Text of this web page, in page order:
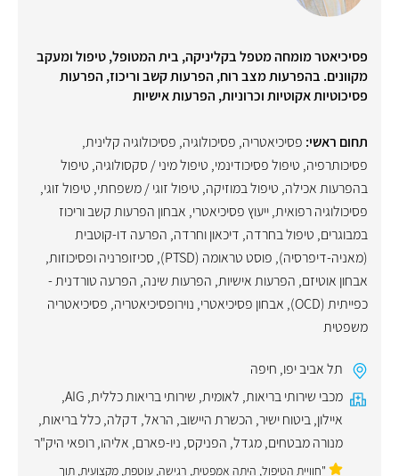
פסיכיאטר מומחה מטפל בקליניקה, בית המטופל, טיפול ומעקב
מקוונים. בהפרעות מצב רוח, הפרעות קשב וריכוז, הפרעות
פסיכוטיות אקוטיות וכרוניות, הפרעות אישיות
תחום ראשי: פסיכיאטריה, פסיכולוגיה, פסיכולוגיה קלינית,
פסיכותרפיה, טיפול פסיכודינמי, טיפול מיני / סקסולוגיה, טיפול
בהפרעות אכילה, טיפול במוזיקה, טיפול זוגי / משפחתי, טיפול זוגי,
פסיכולוגיה רפואית,ייעוץ פסיכיאטרי, אבחון הפרעות קשב וריכוז
במבוגרים, טיפול בחרדה, דיכאון וחרדה, הפרעה דו-קוטבית
(מאניה-דיפרסיה), פוסט טראומה (PTSD) , סכיזופרניה ופסיכוזות,
אבחון אוטיזם, הפרעות אישיות, הפרעות שינה, הפרעה טורדנית -
כפייתית (OCD)
, אבחון פסיכיאטרי, נוירופסיכיאטריה, פסיכיאטריה
משפטית
תל אביב יפו, חיפה
מכבי שירותי בריאות, לאומית, שירותי בריאות כללית,
AIG
,
איילון,ביטוח ישיר, הכשרת היישוב, הראל, דקלה,כלל בריאות,
מנורה מבטחים,מגדל, הפניקס, ניו-פארם, אליהו,רופאי היק"ר
"חוויית הטיפול, היתה אמפטית, רגישה, עוטפת, מקצועית, תוך